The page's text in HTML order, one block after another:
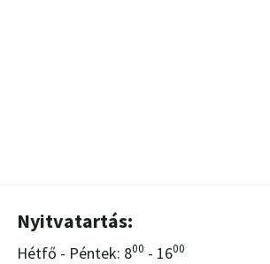
Nyitvatartás:
Hétfő - Péntek: 800 - 1600